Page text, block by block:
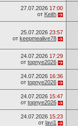
27.07.2026 17:00
от Keith
25.07.2026 23:57
от keepmealive78
24.07.2026 17:29
от topnye2026
24.07.2026 16:36
от topnye2026
24.07.2026 15:47
от topnye2026
24.07.2026 15:23
от lavi1